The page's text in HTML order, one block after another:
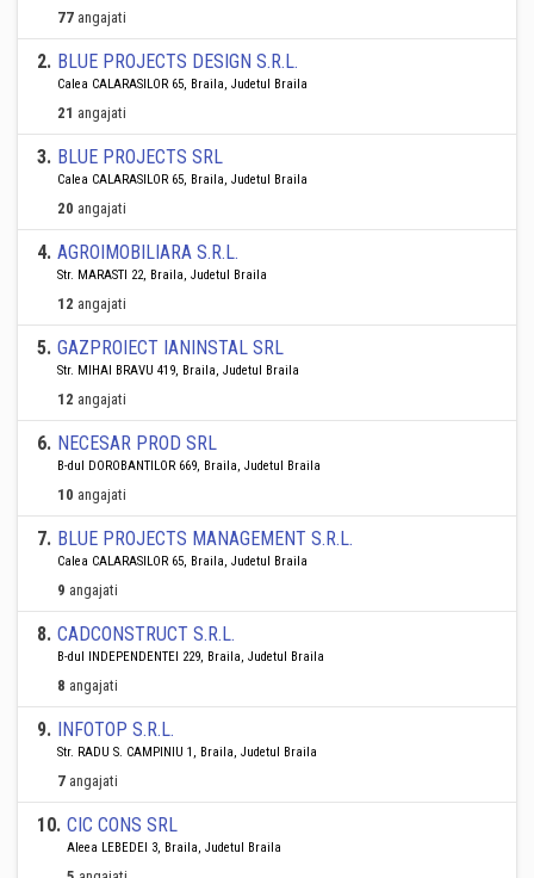
77 angajati
2. BLUE PROJECTS DESIGN S.R.L.
Calea CALARASILOR 65, Braila, Judetul Braila
21 angajati
3. BLUE PROJECTS SRL
Calea CALARASILOR 65, Braila, Judetul Braila
20 angajati
4. AGROIMOBILIARA S.R.L.
Str. MARASTI 22, Braila, Judetul Braila
12 angajati
5. GAZPROIECT IANINSTAL SRL
Str. MIHAI BRAVU 419, Braila, Judetul Braila
12 angajati
6. NECESAR PROD SRL
B-dul DOROBANTILOR 669, Braila, Judetul Braila
10 angajati
7. BLUE PROJECTS MANAGEMENT S.R.L.
Calea CALARASILOR 65, Braila, Judetul Braila
9 angajati
8. CADCONSTRUCT S.R.L.
B-dul INDEPENDENTEI 229, Braila, Judetul Braila
8 angajati
9. INFOTOP S.R.L.
Str. RADU S. CAMPINIU 1, Braila, Judetul Braila
7 angajati
10. CIC CONS SRL
Aleea LEBEDEI 3, Braila, Judetul Braila